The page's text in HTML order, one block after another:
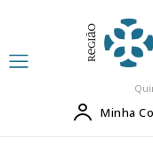
Minha